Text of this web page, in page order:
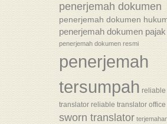
penerjemah dokumen
penerjemah dokumen
penerjemah dokumen pajak
penerjemah dokumen resmi
penerjemah
tersumpah reliable
translator reliable translator office
sworn translator